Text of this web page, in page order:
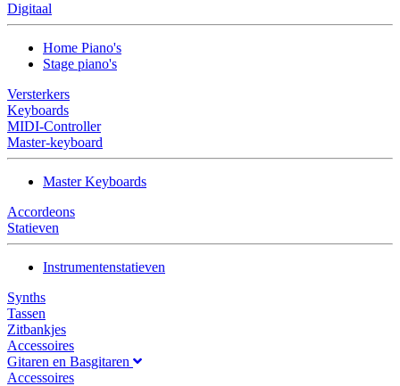
Digitaal
Home Piano's
Stage piano's
Versterkers
Keyboards
MIDI-Controller
Master-keyboard
Master Keyboards
Accordeons
Statieven
Instrumentenstatieven
Synths
Tassen
Zitbankjes
Accessoires
Gitaren en Basgitaren
Accessoires